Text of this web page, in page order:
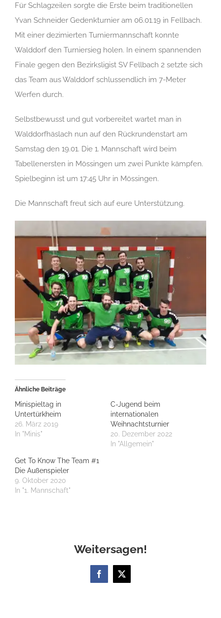
Für Schlagzeilen sorgte die Erste beim traditionellen
Yvan Schneider Gedenkturnier am 06.01.19 in Fellbach.
Mit einer dezimierten Turniermannschaft konnte
Walddorf den Turniersieg holen. In einem spannenden
Finale gegen den Bezirksligist SV Fellbach 2 setzte sich
das Team aus Walddorf schlussendlich im 7-Meter
Werfen durch.
Selbstbewusst und gut vorbereitet wartet man in
Walddorfhäslach nun auf den Rückrundenstart am
Samstag den 19.01. Die 1. Mannschaft wird beim
Tabellenersten in Mössingen um zwei Punkte kämpfen.
Spielbeginn ist um 17:45 Uhr in Mössingen.
Die Mannschaft freut sich auf eure Unterstützung.
Ähnliche Beiträge
Minispieltag in
Untertürkheim
26. März 2019
In "Minis"
C-Jugend beim
internationalen
Weihnachtsturnier
20. Dezember 2022
In "Allgemein"
Get To Know The Team #1
Die Außenspieler
9. Oktober 2020
In "1. Mannschaft"
Weitersagen!
Facebook
X